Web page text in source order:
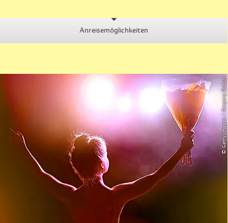
Anreisemöglichkeiten
© Getty Images / Gregory Dubus